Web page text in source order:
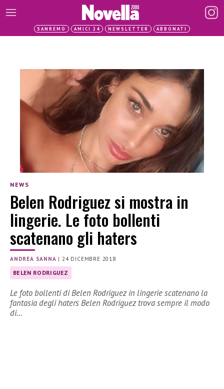
SANREMO AMICI 24 NEWSLETTER ABBONATI
NEWS
Belen Rodriguez si mostra in
lingerie. Le foto bollenti
scatenano gli haters
ANDREA SANNA |24 DICEMBRE 2018
BELEN RODRIGUEZ
Le foto bollenti di Belen Rodriguez in lingerie scatenano la
fantasia degli haters Belen Rodriguez trova sempre il modo
di…